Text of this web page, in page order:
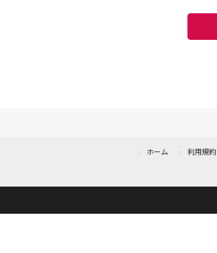
ホーム 利用規約